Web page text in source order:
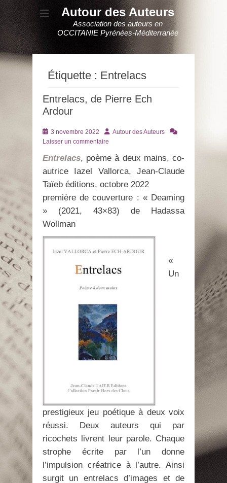
Autour des Auteurs
Association des auteurs en
OCCITANIE Pyrénées-Méditerranée
Étiquette : Entrelacs
Entrelacs, de Pierre Ech
Ardour
Posté
le
3 novembre 2022 AuteurAutour des Auteurs
Laisser un commentaire
Entrelacs, poème à deux mains, co-
autrice Iazel Vallorca, Jean-Claude
Taïeb éditions, octobre 2022
première de couverture : « Deaming
» (2021, 43×83) de Hadassa
Wollman
«
Un
prestigieux jeu poétique à deux voix
réussi. Deux auteurs qui par
ricochets livrent leur parole. Chaque
strophe écrite par l’un donne
l’impulsion créatrice à l’autre. Ainsi
surgit un entrelacs d’images et de